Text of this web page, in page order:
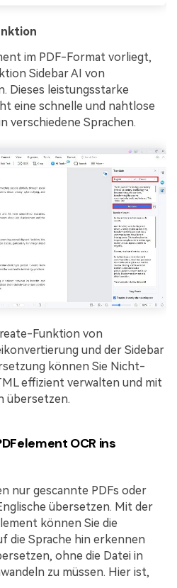
im PDF-Format vorliegt,
Sidebar AI von
Dieses leistungsstarke
eine schnelle und nahtlose
verschiedene Sprachen.
Funktion von
und der Sidebar
können Sie Nicht-
effizient verwalten und mit
übersetzen.
OCR ins
nur gescannte PDFs oder
übersetzen. Mit der
können Sie die
die Sprache hin erkennen
ohne die Datei in
zu müssen. Hier ist,